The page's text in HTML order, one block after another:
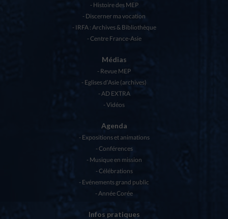
Histoire des MEP
Discerner ma vocation
IRFA : Archives & Bibliothèque
Centre France-Asie
Médias
Revue MEP
Eglises d’Asie (archives)
AD EXTRA
Vidéos
Agenda
Expositions et animations
Conférences
Musique en mission
Célébrations
Evénements grand public
Année Corée
Infos pratiques